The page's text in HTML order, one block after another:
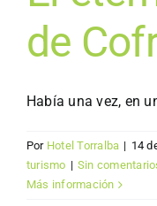
de
Había una vez, en
Por Hotel Torralba | 14
turismo | Sin
Más información